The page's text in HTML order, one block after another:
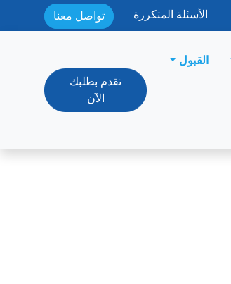
الأسئلة المتكررة تواصل معنا
القبول
تقدم بطلبك
الآن